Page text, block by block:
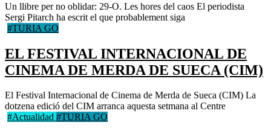
Un llibre per no oblidar: 29-O. Les hores del caos El periodista
Sergi Pitarch ha escrit el que probablement siga
#TURIA GO
EL FESTIVAL INTERNACIONAL DE
CINEMA DE MERDA DE SUECA (CIM)
El Festival Internacional de Cinema de Merda de Sueca (CIM) La
dotzena edició del CIM arranca aquesta setmana al Centre
#Actualidad #TURIA GO